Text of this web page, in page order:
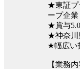
★東証プ
ープ企業
★賞与
★神奈川
★幅広い
【業務内